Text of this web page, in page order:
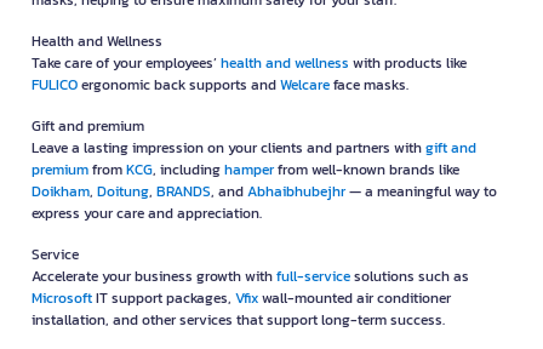
Health and Wellness
Take care of your employees’health and wellness with products like
FULICOergonomic back supports andWelcareface masks.
Gift and premium
Leave a lasting impression on your clients and partners withgift and
premiumfromKCG, includinghamperfrom well-known brands like
Doikham, Doitung, BRANDS, andAbhaibhubejhr— a meaningful way to
express your care and appreciation.
Service
Accelerate your business growth withfull-servicesolutions such as
MicrosoftIT support packages, Vfixwall-mounted air conditioner
installation, and other services that support long-term success.